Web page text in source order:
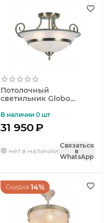
Потолочный
светильник Globo
В наличии 0 шт
31 950₽
нет в наличии
Связаться
в
WhatsApp
Скидка 14%